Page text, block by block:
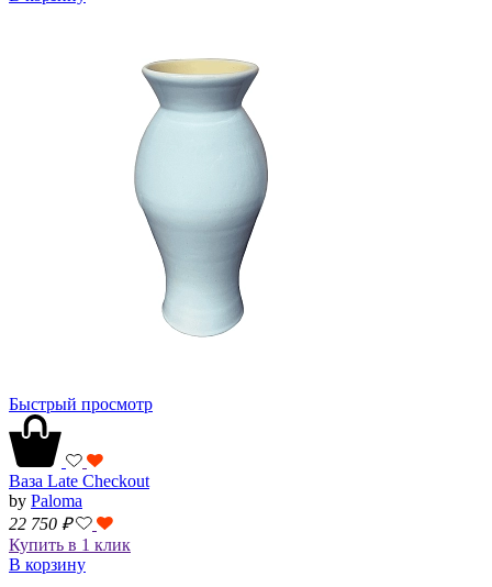
Быстрый просмотр
Ваза Late Checkout
by Paloma
22 750 ₽
Купить в 1 клик
В корзину